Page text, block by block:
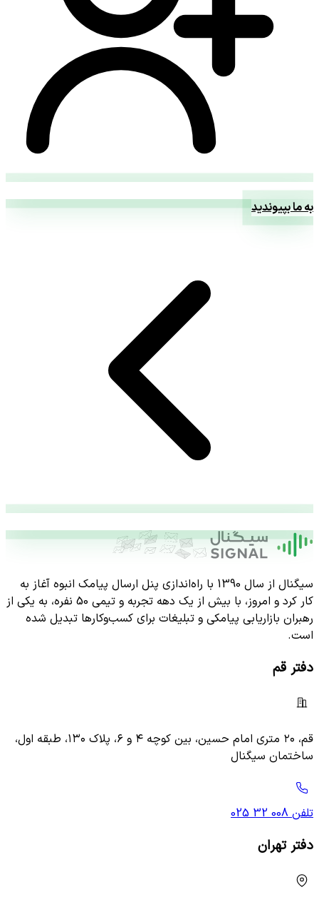
به ما بپیوندید
سیگنال از سال 1390 با راه‌اندازی پنل ارسال پیامک انبوه آغاز به
کار کرد و امروز، با بیش از یک دهه تجربه و تیمی 50 نفره، به یکی از
رهبران بازاریابی پیامکی و تبلیغات برای کسب‌وکارها تبدیل شده
است.
دفتر قم
قم، ۲۰ متری امام حسین، بین کوچه ۴ و ۶، پلاک ۱۳۰، طبقه اول،
ساختمان سیگنال
تلفن 025 32 008
دفتر تهران